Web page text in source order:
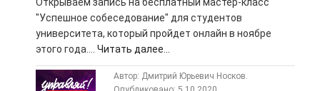
"Успешное собеседование" для студентов
университета, который пройдет онлайн в ноябре
этого года.... Читать далее...
Автор: Дмитрий Юрьевич Носков.